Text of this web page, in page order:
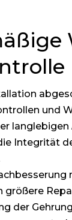
und
Integrität
größere
der